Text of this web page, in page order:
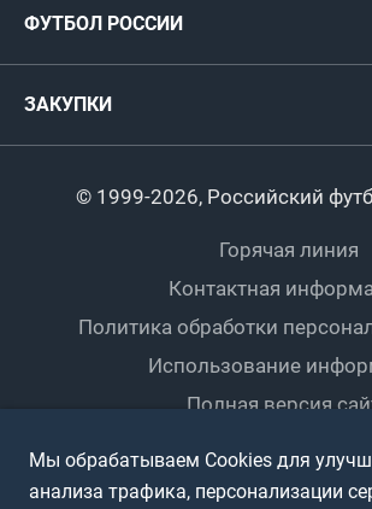
Титулы и трофеи
Международные
Турниры клубов
Регионы
ФУТБОЛ РОССИИ
Пляжный
Футбольное двоеборье
Интерактивный
Дети
ЗАКУПКИ
© 1999-2026, Российский
Горячая линия
Контактная
Политика обработки
Использование
Полная версия
Мы обрабатываем Cookies для
анализа трафика, персонализации